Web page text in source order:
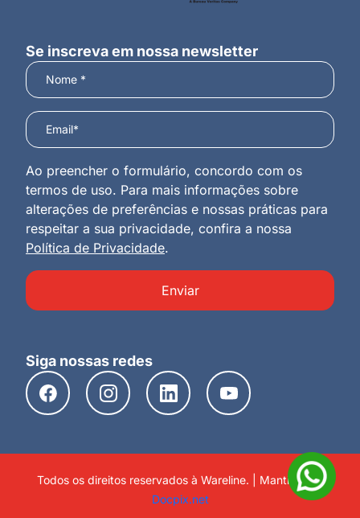
Se inscreva em nossa newsletter
Ao preencher o formulário, concordo com os
termos de uso. Para mais informações sobre
alterações de preferências e nossas práticas para
respeitar a sua privacidade, confira a nossa
Política de Privacidade.
Enviar
Siga nossas redes
Todos os direitos reservados à Wareline. | Mantido por
Docpix.net